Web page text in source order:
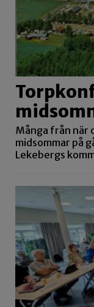
Många från när
midsommar på
Lekebergs